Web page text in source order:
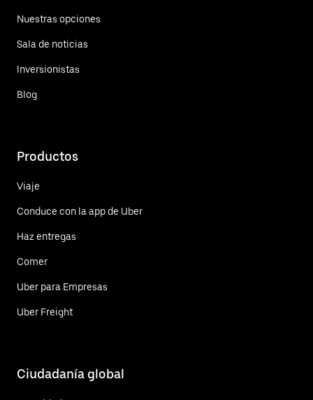
Nuestras opciones
Sala de noticias
Inversionistas
Blog
Productos
Viaje
Conduce con la app de Uber
Haz entregas
Comer
Uber para Empresas
Uber Freight
Ciudadanía global